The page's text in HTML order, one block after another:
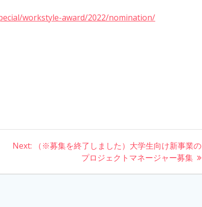
workstyle-award/2022/nomination/
Next:
Next
（※募集を終了しました）大学生向け新事業の
プロジェクトマネージャー募集